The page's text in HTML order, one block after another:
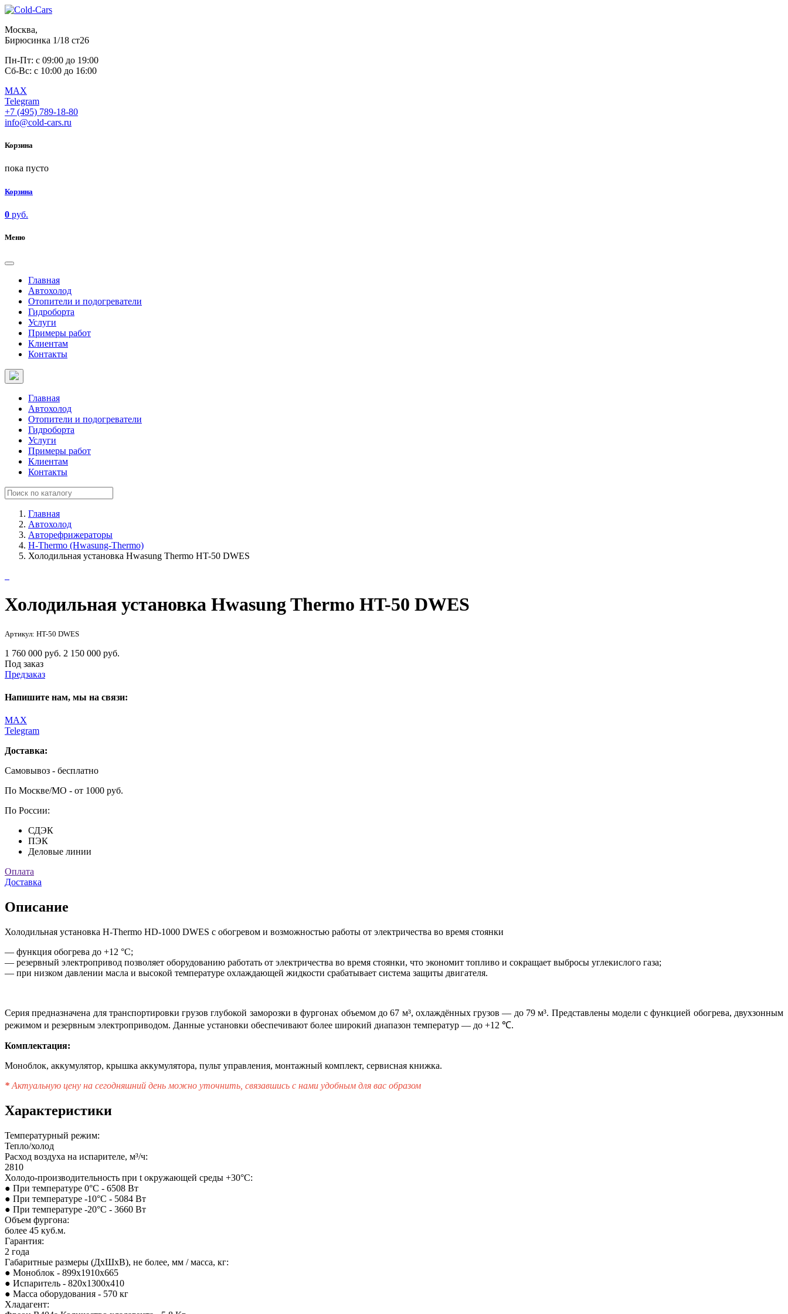
Москва,
Бирюсинка 1/18 ст26 ​
Пн-Пт: с 09:00 до 19:00
Сб-Вс: с 10:00 до 16:00
MAX
Telegram
+7 (495) 789-18-80
info@cold-cars.ru
Корзина
пока пусто
Корзина
0 руб.
Меню
Главная
Автохолод
Отопители и подогреватели
Гидроборта
Услуги
Примеры работ
Клиентам
Контакты
Главная
Автохолод
Отопители и подогреватели
Гидроборта
Услуги
Примеры работ
Клиентам
Контакты
Главная
Автохолод
Авторефрижераторы
H-Thermo (Hwasung-Thermo)
Холодильная установка Hwasung Thermo HT-50 DWES
Холодильная установка Hwasung Thermo HT-50 DWES
Артикул: HT-50 DWES
1 760 000 руб. 2 150 000 руб.
Под заказ
Предзаказ
Напишите нам, мы на связи:
MAX
Telegram
Доставка:
Самовывоз - бесплатно
По Москве/МО - от 1000 руб.
По России:
СДЭК
ПЭК
Деловые линии
Оплата
Доставка
Описание
Холодильная установка H-Thermo HD-1000 DWES с обогревом и возможностью работы от электричества во время стоянки
— функция обогрева до +12 °C;
— резервный электропривод позволяет оборудованию работать от электричества во время стоянки, что экономит топливо и сокращает выбросы углекислого газа;
— при низком давлении масла и высокой температуре охлаждающей жидкости срабатывает система защиты двигателя.
Серия предназначена для транспортировки грузов глубокой заморозки в фургонах объемом до 67 м³, охлаждённых грузов — до 79 м³. Представлены модели с функцией обогрева, двухзонным
режимом и резервным электроприводом. Данные установки обеспечивают более широкий диапазон температур — до +12 ℃.
Комплектация:
Моноблок, аккумулятор, крышка аккумулятора, пульт управления, монтажный комплект, сервисная книжка.
* Актуальную цену на сегодняшний день можно уточнить, связавшись с нами удобным для вас образом
Характеристики
Температурный режим:
Тепло/холод
Расход воздуха на испарителе, м³/ч:
2810
Холодо-производительность при t окружающей среды +30°С:
● При температуре 0°С - 6508 Вт
● При температуре -10°С - 5084 Вт
● При температуре -20°С - 3660 Вт
Объем фургона:
более 45 куб.м.
Гарантия:
2 года
Габаритные размеры (ДхШхВ), не более, мм / масса, кг:
● Моноблок - 899х1910х665
● Испаритель - 820х1300х410
● Масса оборудования - 570 кг
Хладагент: